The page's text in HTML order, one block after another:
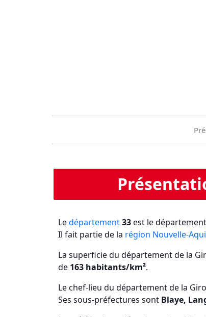
Ledépartement33est le
Il fait partie de la région Nouvelle-
La superficie du département de la
de 163 habitants/km².
Le chef-lieu du département de la
Ses sous-préfectures sont Blaye,